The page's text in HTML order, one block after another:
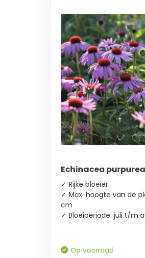
Echinacea purpurea
✓ Rijke bloeier
✓ Max. hoogte van de
cm
✓ Bloeiperiode: juli t/m
Op voorraad